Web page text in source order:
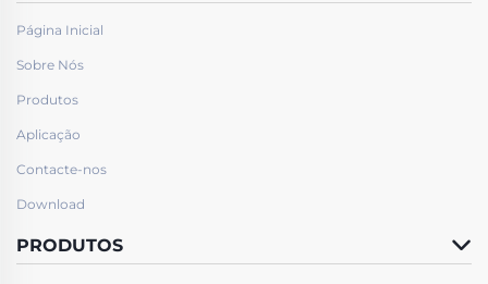
Página Inicial
Sobre Nós
Produtos
Aplicação
Contacte-nos
Download
PRODUTOS